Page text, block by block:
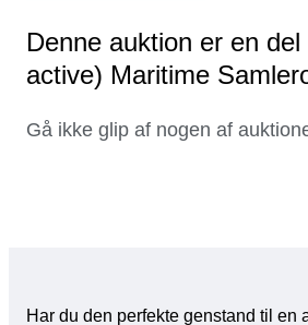
Denne auktion er en
active) Maritime
Gå ikke glip af nogen af
Har du den perfekte genstand til en